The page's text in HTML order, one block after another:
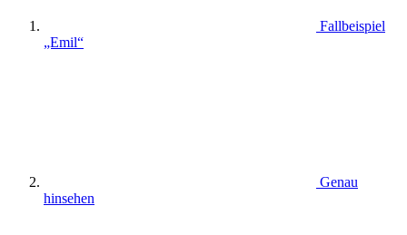
Fallbeispiel
„Emil“
Genau
hinsehen